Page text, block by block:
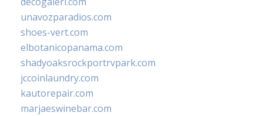
unavozparadios.com
shoes-vert.com
elbotanicopanama.com
shadyoaksrockportrvpark.com
jccoinlaundry.com
kautorepair.com
marjaeswinebar.com